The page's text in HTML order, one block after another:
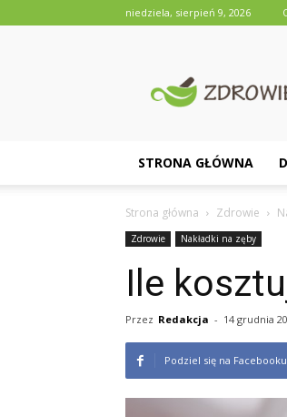
niedziela, sierpień 9, 2026
STRONA GŁÓWNA
Strona główna Zdrowie
Zdrowie Nakładki na zęby
Ile
Przez Redakcja - 14 grudnia
Podziel się na Facebooku